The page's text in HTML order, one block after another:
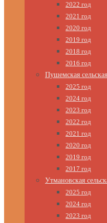
2022 год
2021 год
2020 год
2019 год
2018 год
2016 год
Пушемская
2025 год
2024 год
2023 год
2022 год
2021 год
2020 год
2019 год
2017 год
Утмановская
2025 год
2024 год
2023 год